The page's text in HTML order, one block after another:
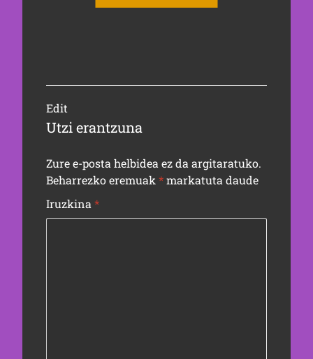
Edit
Utzi erantzuna
Zure e-posta helbidea ez da argitaratuko.
Beharrezko eremuak *markatuta daude
Iruzkina *